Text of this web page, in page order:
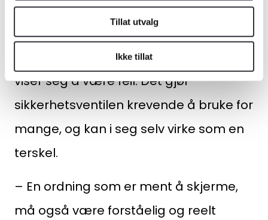
Tillat utvalg
Ikke tillat
ikke treffer. I dag er det boligeieren selv
som må dokumentere avvik og dekke
kostnadene dersom offentlige verdier
viser seg å være feil. Det gjør
sikkerhetsventilen krevende å bruke for
mange, og kan i seg selv virke som en
terskel.
– En ordning som er ment å skjerme,
må også være forståelig og reelt